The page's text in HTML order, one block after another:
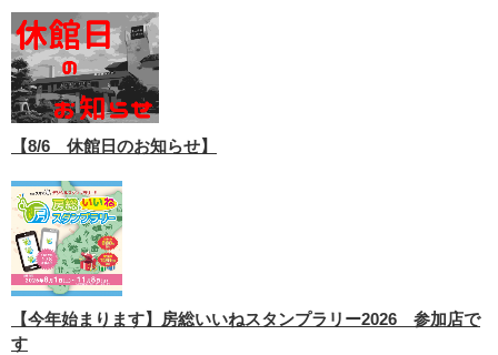
【8/6 休館日のお知らせ】
【今年始まります】房総いいねスタンプラリー2026 参加店で
す